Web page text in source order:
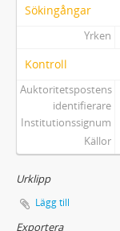
Sökingångar
Yrken
Kontroll
Auktoritetspostens
identifierare
Institutionssignum
Källor
Urklipp
Lägg till
Exportera